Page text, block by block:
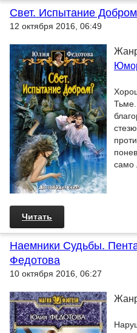
Свет. Испытание
12 октября 2016, 06:49
само
Читать
Наемники Судьбы.
Федотова
10 октября 2016, 06:27